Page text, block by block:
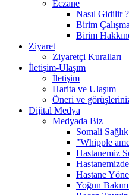
Eczane
Nasıl Gidilir ?
Birim
Birim
Ziyaret
Ziyaretçi Kuralları
İletişim-Ulaşım
İletişim
Harita ve Ulaşım
Öneri ve
Dijital Medya
Medyada Biz
Somali
"Whipple
Hastanemiz
Hastane
Yoğun